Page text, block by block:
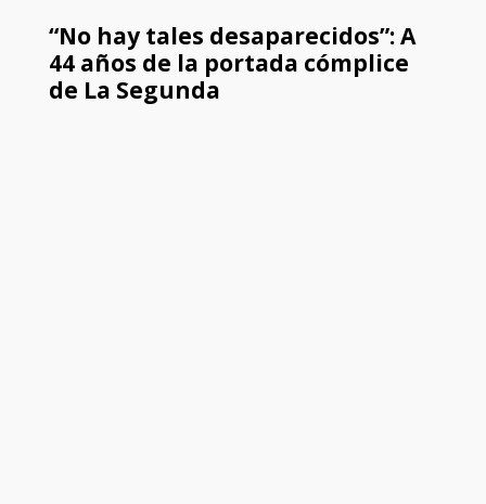
“No hay tales desaparecidos”: A
44 años de la portada cómplice
de La Segunda